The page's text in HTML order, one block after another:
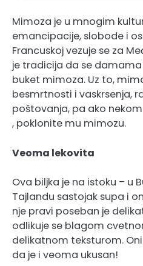
Mimoza je u mnogim
emancipacije, slobode i
Francuskoj vezuje se za
je tradicija da se
buket mimoza. Uz to,
besmrtnosti i vaskrsenja,
poštovanja, pa ako
, poklonite mu mimozu.
Veoma lekovita
Ova biljka je na istoku – u
Tajlandu sastojak supa i
nje pravi poseban je
odlikuje se blagom
delikatnom teksturom.
da je i veoma ukusan!